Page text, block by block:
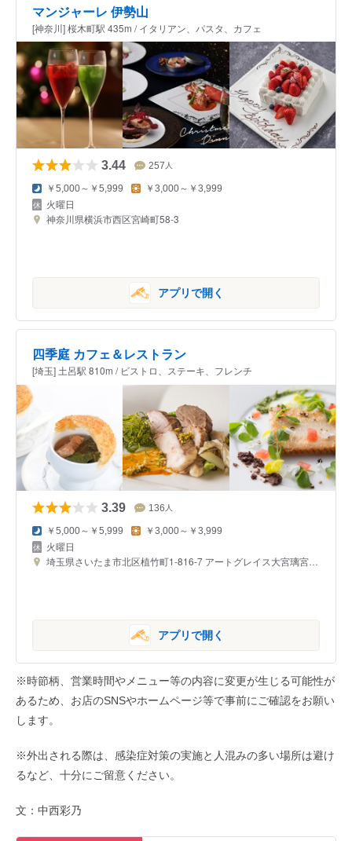
マンジャーレ 伊勢山
[神奈川] 桜木町駅 435m / イタリアン、パスタ、カフェ
3.44 257 人
￥5,000～￥5,999 ￥3,000～￥3,999
火曜日
神奈川県横浜市西区宮崎町58-3
アプリで開く
四季庭 カフェ＆レストラン
[埼玉] 土呂駅 810m / ビストロ、ステーキ、フレンチ
3.39 136 人
￥5,000～￥5,999 ￥3,000～￥3,999
火曜日
埼玉県さいたま市北区植竹町1-816-7 アートグレイス大宮璃宮 ラウンジ 3F
アプリで開く
※時節柄、営業時間やメニュー等の内容に変更が生じる可能性が
あるため、お店のSNSやホームページ等で事前にご確認をお願い
します。
※外出される際は、感染症対策の実施と人混みの多い場所は避け
るなど、十分にご留意ください。
文：中西彩乃